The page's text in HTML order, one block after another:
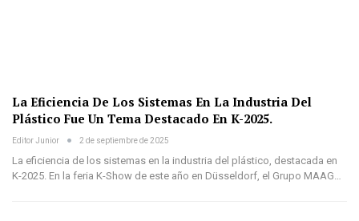
La Eficiencia De Los Sistemas En La Industria Del
Plástico Fue Un Tema Destacado En K-2025.
Editor Junior 2 de septiembre de 2025
La eficiencia de los sistemas en la industria del plástico, destacada en
K-2025. En la feria K-Show de este año en Düsseldorf, el Grupo MAAG…